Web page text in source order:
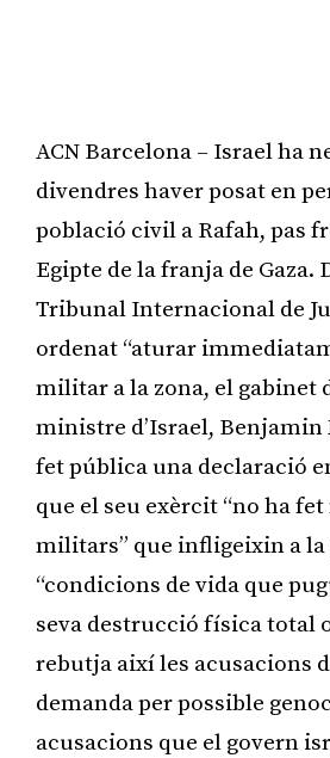
ACN Barcelona – Israel ha
divendres haver posat en
població civil a Rafah, pas
Egipte de la franja de Gaza.
Tribunal Internacional de
ordenat “aturar
militar a la zona, el gabinet
ministre d’Israel, Benjamin
fet pública una declaració
que el seu exèrcit “no ha
militars” que infligeixin a
“condicions de vida que
seva destrucció física total
rebutja així les acusacions
demanda per possible
acusacions que el govern